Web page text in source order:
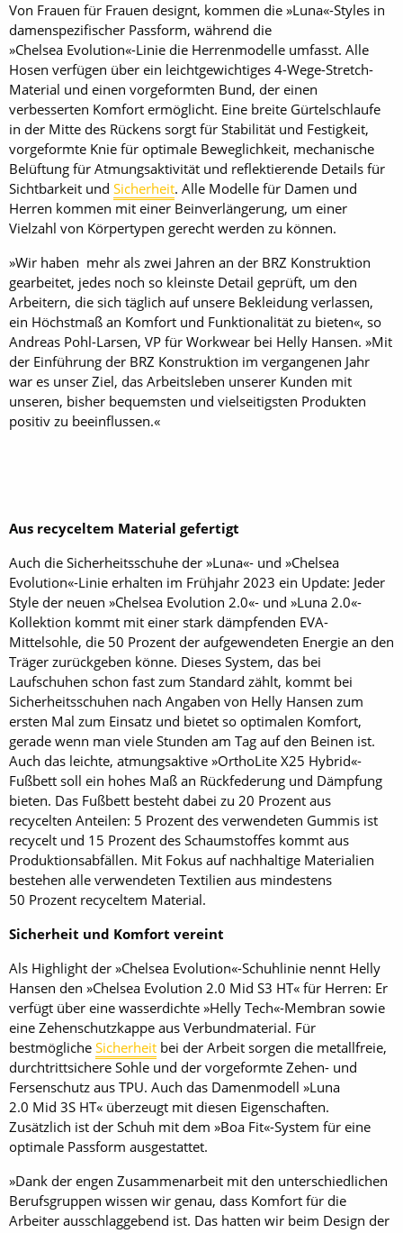
Von Frauen für Frauen designt, kommen die »Luna«-Styles in
damenspezifischer Passform, während die
»Chelsea Evolution«-Linie die Herrenmodelle umfasst. Alle
Hosen verfügen über ein leichtgewichtiges 4-Wege-Stretch-
Material und einen vorgeformten Bund, der einen
verbesserten Komfort ermöglicht. Eine breite Gürtelschlaufe
in der Mitte des Rückens sorgt für Stabilität und Festigkeit,
vorgeformte Knie für optimale Beweglichkeit, mechanische
Belüftung für Atmungsaktivität und reflektierende Details für
Sichtbarkeit und Sicherheit. Alle Modelle für Damen und
Herren kommen mit einer Beinverlängerung, um einer
Vielzahl von Körpertypen gerecht werden zu können.
»Wir haben mehr als zwei Jahren an der BRZ Konstruktion
gearbeitet, jedes noch so kleinste Detail geprüft, um den
Arbeitern, die sich täglich auf unsere Bekleidung verlassen,
ein Höchstmaß an Komfort und Funktionalität zu bieten«, so
Andreas Pohl-Larsen, VP für Workwear bei Helly Hansen. »Mit
der Einführung der BRZ Konstruktion im vergangenen Jahr
war es unser Ziel, das Arbeitsleben unserer Kunden mit
unseren, bisher bequemsten und vielseitigsten Produkten
positiv zu beeinflussen.«
Aus recyceltem Material gefertigt
Auch die Sicherheitsschuhe der »Luna«- und »Chelsea
Evolution«-Linie erhalten im Frühjahr 2023 ein Update: Jeder
Style der neuen »Chelsea Evolution 2.0«- und »Luna 2.0«-
Kollektion kommt mit einer stark dämpfenden EVA-
Mittelsohle, die 50 Prozent der aufgewendeten Energie an den
Träger zurückgeben könne. Dieses System, das bei
Laufschuhen schon fast zum Standard zählt, kommt bei
Sicherheitsschuhen nach Angaben von Helly Hansen zum
ersten Mal zum Einsatz und bietet so optimalen Komfort,
gerade wenn man viele Stunden am Tag auf den Beinen ist.
Auch das leichte, atmungsaktive »OrthoLite X25 Hybrid«-
Fußbett soll ein hohes Maß an Rückfederung und Dämpfung
bieten. Das Fußbett besteht dabei zu 20 Prozent aus
recycelten Anteilen: 5 Prozent des verwendeten Gummis ist
recycelt und 15 Prozent des Schaumstoffes kommt aus
Produktionsabfällen. Mit Fokus auf nachhaltige Materialien
bestehen alle verwendeten Textilien aus mindestens
50 Prozent recyceltem Material.
Sicherheit und Komfort vereint
Als Highlight der »Chelsea Evolution«-Schuhlinie nennt Helly
Hansen den »Chelsea Evolution 2.0 Mid S3 HT« für Herren: Er
verfügt über eine wasserdichte »Helly Tech«-Membran sowie
eine Zehenschutzkappe aus Verbundmaterial. Für
bestmögliche Sicherheit bei der Arbeit sorgen die metallfreie,
durchtrittsichere Sohle und der vorgeformte Zehen- und
Fersenschutz aus TPU. Auch das Damenmodell »Luna
2.0 Mid 3S HT« überzeugt mit diesen Eigenschaften.
Zusätzlich ist der Schuh mit dem »Boa Fit«-System für eine
optimale Passform ausgestattet.
»Dank der engen Zusammenarbeit mit den unterschiedlichen
Berufsgruppen wissen wir genau, dass Komfort für die
Arbeiter ausschlaggebend ist. Das hatten wir beim Design der